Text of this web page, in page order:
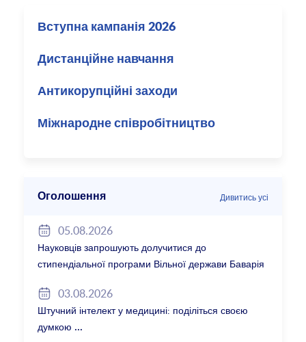
Вступна кампанія 2026
Дистанційне навчання
Антикорупційні заходи
Міжнародне співробітництво
Оголошення Дивитись усі
05.08.2026
Науковців запрошують долучитися до
стипендіальної програми Вільної держави Баварія
03.08.2026
Штучний інтелект у медицині: поділіться своєю
думкою